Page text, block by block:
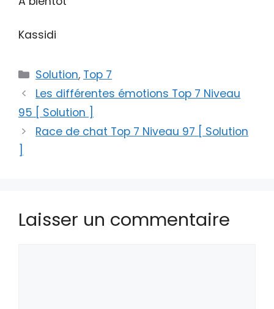
Kassidi
Catégories
Solution, Top 7
Les différentes émotions Top 7 Niveau
95 [ Solution ]
Race de chat Top 7 Niveau 97 [ Solution
Laisser un commentaire